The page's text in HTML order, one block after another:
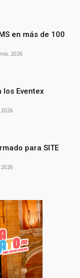
en más de 100
2026
los Eventex
para SITE